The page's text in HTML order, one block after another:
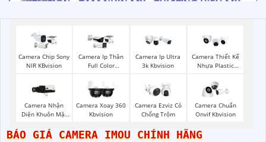
Camera Chip Sony
NIR KBvision
Camera Ip Thân
Full Color
Camera Ip Ultra
3k Kbvision
Camera Thiết Kế
Nhựa Plastic
Camera Nhận
Diện Khuôn Mặt
Camera Xoay 360
Kbvision
Camera Ezviz Có
Chống Trộm
Camera Chuẩn
Onvif Kbvision
BÁO GIÁ CAMERA IMOU CHÍNH HÃNG